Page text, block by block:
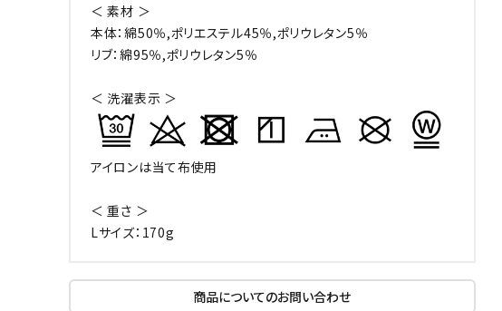
＜ 素材 ＞
本体：綿50％,ポリエステル45％,ポリウレタン5％
リブ：綿95％,ポリウレタン5％
＜ 洗濯表示 ＞
アイロンは当て布使用
＜ 重さ ＞
Lサイズ：170g
商品についてのお問い合わせ